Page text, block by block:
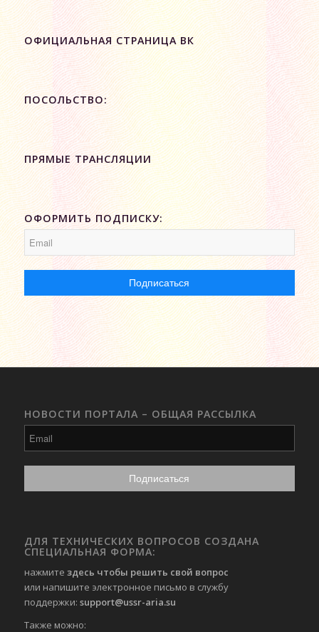
ОФИЦИАЛЬНАЯ СТРАНИЦА ВК
ПОСОЛЬСТВО:
ПРЯМЫЕ ТРАНСЛЯЦИИ
ОФОРМИТЬ ПОДПИСКУ:
НОВОСТИ ПОРТАЛА – ОБЩАЯ РАССЫЛКА
ДЛЯ ТЕХНИЧЕСКИХ ВОПРОСОВ СОЗДАНА
СПЕЦИАЛЬНАЯ ФОРМА:
нажмите здесь чтобы решить свой вопрос
или напишите электронное письмо в службу
поддержки: support@ussr-aria.su
Также можно: